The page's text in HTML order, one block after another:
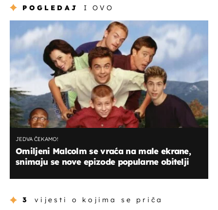
POGLEDAJ I OVO
JEDVA ČEKAMO!
Omiljeni Malcolm se vraća na male ekrane,
snimaju se nove epizode popularne obitelji
3 vijesti o kojima se priča